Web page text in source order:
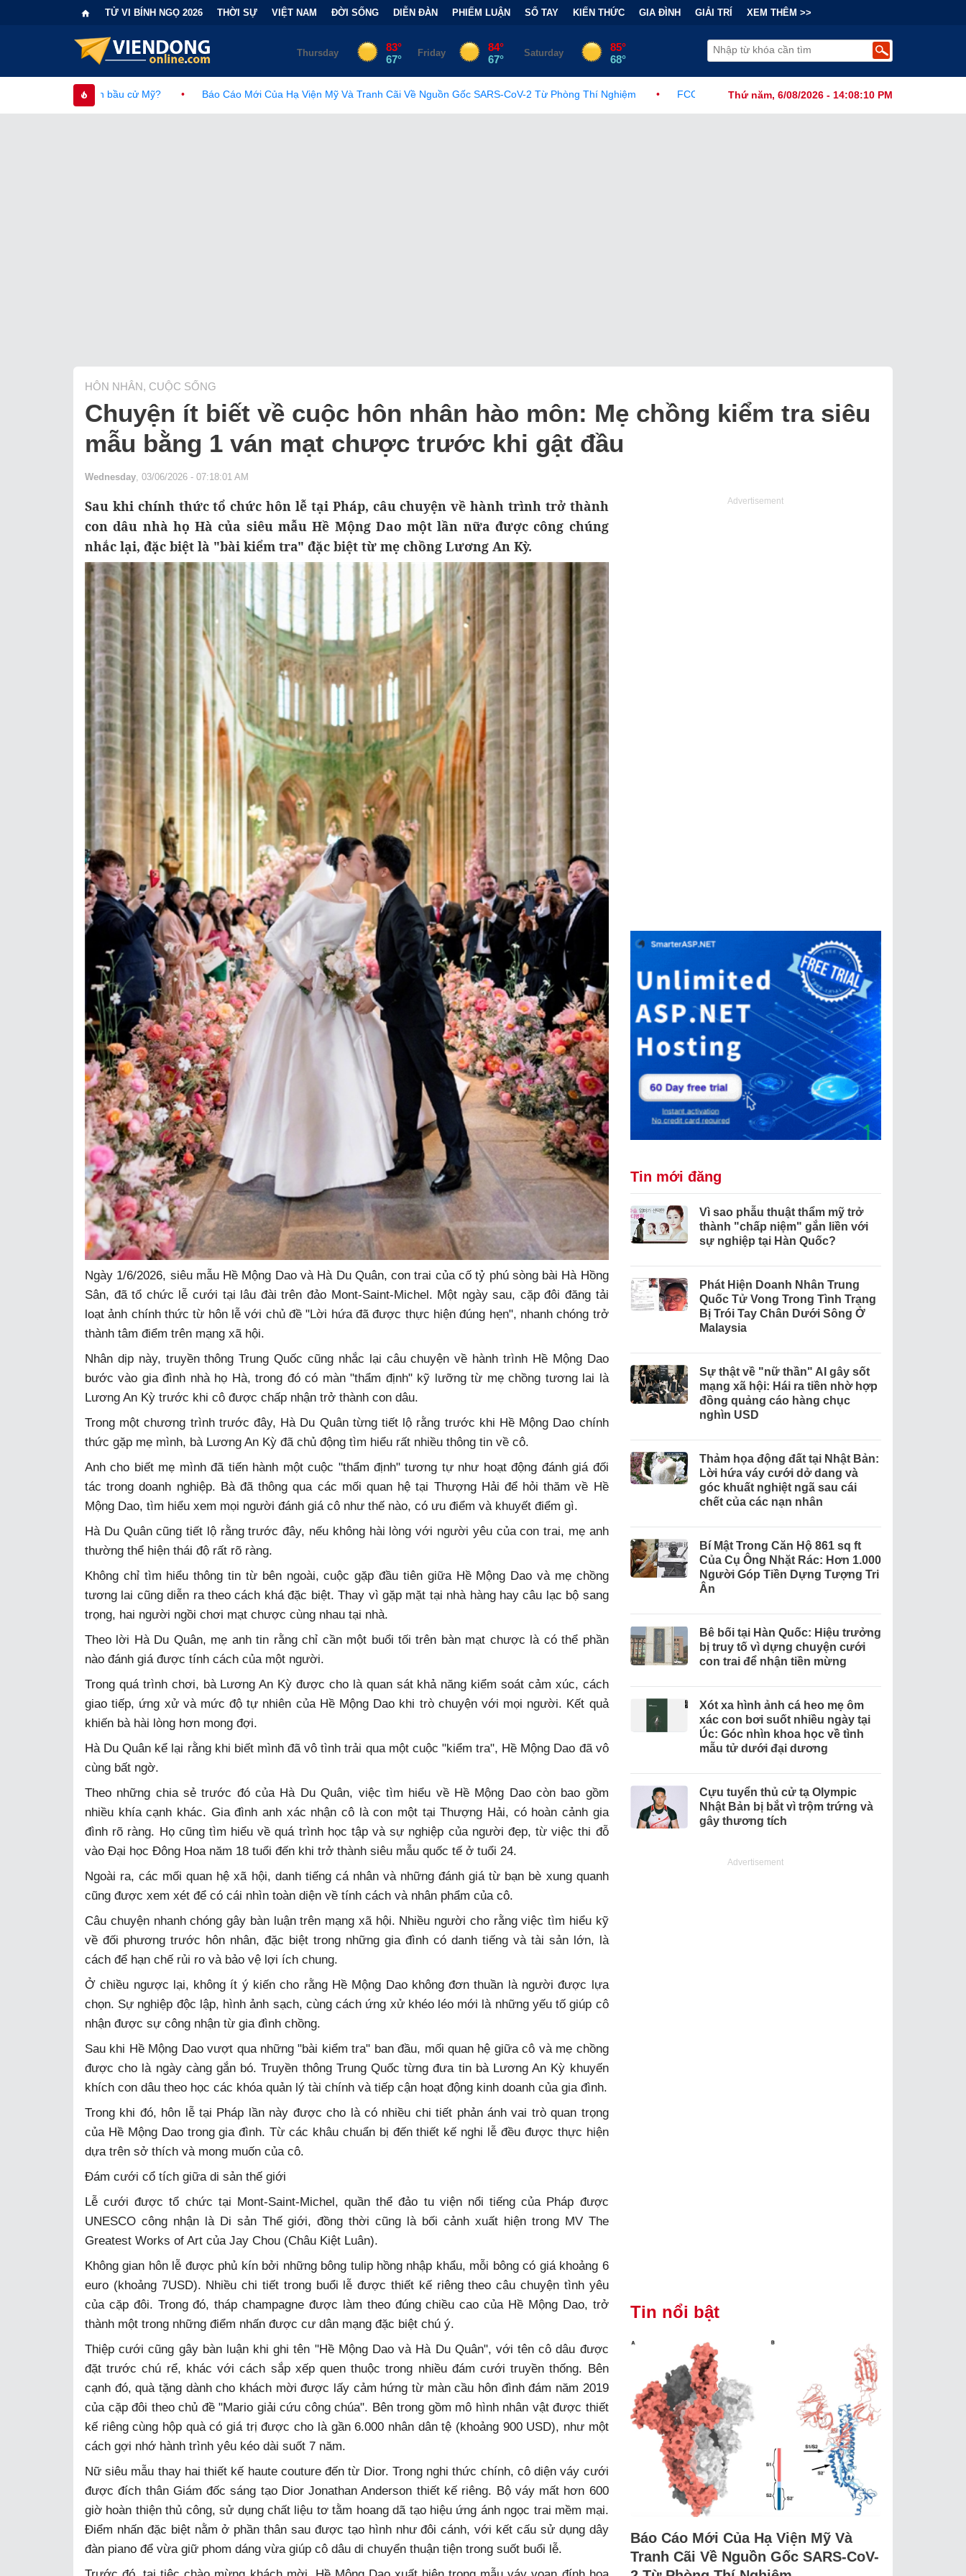
TỬ VI BÍNH NGỌ 2026 THỜI SỰ VIỆT NAM ĐỜI SỐNG DIỄN ĐÀN PHIẾM LUẬN SỔ TAY KIẾN THỨC GIA ĐÌNH GIẢI TRÍ XEM THÊM >>
Thứ năm, 6/08/2026 - 14:08:11 PM
Báo Cáo Mới Của Hạ Viện Mỹ Và Tranh Cãi Về Nguồn Gốc SARS-CoV-2 Từ Phòng Thí Nghiệm • FCC Chính Thức Ban Hành Lệnh Cấm Robot Hút Bụi Thông Minh Sản Xuất Tại Nước
HÔN NHÂN, CUỘC SỐNG
Chuyện ít biết về cuộc hôn nhân hào môn: Mẹ chồng kiểm tra siêu
mẫu bằng 1 ván mạt chược trước khi gật đầu
Wednesday , 03/06/2026 - 07:18:01 AM
Sau khi chính thức tổ chức hôn lễ tại Pháp, câu chuyện về hành trình trở thành
con dâu nhà họ Hà của siêu mẫu Hề Mộng Dao một lần nữa được công chúng
nhắc lại, đặc biệt là "bài kiểm tra" đặc biệt từ mẹ chồng Lương An Kỳ.
Ngày 1/6/2026, siêu mẫu Hề Mộng Dao và Hà Du Quân, con trai của cố tỷ phú sòng bài Hà Hồng
Sân, đã tổ chức lễ cưới tại lâu đài trên đảo Mont-Saint-Michel. Một ngày sau, cặp đôi đăng tải
loạt ảnh chính thức từ hôn lễ với chủ đề "Lời hứa đã được thực hiện đúng hẹn", nhanh chóng trở
thành tâm điểm trên mạng xã hội.
Nhân dịp này, truyền thông Trung Quốc cũng nhắc lại câu chuyện về hành trình Hề Mộng Dao
bước vào gia đình nhà họ Hà, trong đó có màn "thẩm định" kỹ lưỡng từ mẹ chồng tương lai là
Lương An Kỳ trước khi cô được chấp nhận trở thành con dâu.
Trong một chương trình trước đây, Hà Du Quân từng tiết lộ rằng trước khi Hề Mộng Dao chính
thức gặp mẹ mình, bà Lương An Kỳ đã chủ động tìm hiểu rất nhiều thông tin về cô.
Anh cho biết mẹ mình đã tiến hành một cuộc "thẩm định" tương tự như hoạt động đánh giá đối
tác trong doanh nghiệp. Bà đã thông qua các mối quan hệ tại Thượng Hải để hỏi thăm về Hề
Mộng Dao, tìm hiểu xem mọi người đánh giá cô như thế nào, có ưu điểm và khuyết điểm gì.
Hà Du Quân cũng tiết lộ rằng trước đây, nếu không hài lòng với người yêu của con trai, mẹ anh
thường thể hiện thái độ rất rõ ràng.
Không chỉ tìm hiểu thông tin từ bên ngoài, cuộc gặp đầu tiên giữa Hề Mộng Dao và mẹ chồng
tương lai cũng diễn ra theo cách khá đặc biệt. Thay vì gặp mặt tại nhà hàng hay câu lạc bộ sang
trọng, hai người ngồi chơi mạt chược cùng nhau tại nhà.
Theo lời Hà Du Quân, mẹ anh tin rằng chỉ cần một buổi tối trên bàn mạt chược là có thể phần
nào đánh giá được tính cách của một người.
Trong quá trình chơi, bà Lương An Kỳ được cho là quan sát khả năng kiểm soát cảm xúc, cách
giao tiếp, ứng xử và mức độ tự nhiên của Hề Mộng Dao khi trò chuyện với mọi người. Kết quả
khiến bà hài lòng hơn mong đợi.
Hà Du Quân kể lại rằng khi biết mình đã vô tình trải qua một cuộc "kiểm tra", Hề Mộng Dao đã vô
cùng bất ngờ.
Theo những chia sẻ trước đó của Hà Du Quân, việc tìm hiểu về Hề Mộng Dao còn bao gồm
nhiều khía cạnh khác. Gia đình anh xác nhận cô là con một tại Thượng Hải, có hoàn cảnh gia
đình rõ ràng. Họ cũng tìm hiểu về quá trình học tập và sự nghiệp của người đẹp, từ việc thi đỗ
vào Đại học Đông Hoa năm 18 tuổi đến khi trở thành siêu mẫu quốc tế ở tuổi 24.
Ngoài ra, các mối quan hệ xã hội, danh tiếng cá nhân và những đánh giá từ bạn bè xung quanh
cũng được xem xét để có cái nhìn toàn diện về tính cách và nhân phẩm của cô.
Câu chuyện nhanh chóng gây bàn luận trên mạng xã hội. Nhiều người cho rằng việc tìm hiểu kỹ
về đối phương trước hôn nhân, đặc biệt trong những gia đình có danh tiếng và tài sản lớn, là
cách để hạn chế rủi ro và bảo vệ lợi ích chung.
Ở chiều ngược lại, không ít ý kiến cho rằng Hề Mộng Dao không đơn thuần là người được lựa
chọn. Sự nghiệp độc lập, hình ảnh sạch, cùng cách ứng xử khéo léo mới là những yếu tố giúp cô
nhận được sự công nhận từ gia đình chồng.
Sau khi Hề Mộng Dao vượt qua những "bài kiểm tra" ban đầu, mối quan hệ giữa cô và mẹ chồng
được cho là ngày càng gắn bó. Truyền thông Trung Quốc từng đưa tin bà Lương An Kỳ khuyến
khích con dâu theo học các khóa quản lý tài chính và tiếp cận hoạt động kinh doanh của gia đình.
Trong khi đó, hôn lễ tại Pháp lần này được cho là có nhiều chi tiết phản ánh vai trò quan trọng
của Hề Mộng Dao trong gia đình. Từ các khâu chuẩn bị đến thiết kế nghi lễ đều được thực hiện
dựa trên sở thích và mong muốn của cô.
Đám cưới cổ tích giữa di sản thế giới
Lễ cưới được tổ chức tại Mont-Saint-Michel, quần thể đảo tu viện nổi tiếng của Pháp được
UNESCO công nhận là Di sản Thế giới, đồng thời cũng là bối cảnh xuất hiện trong MV The
Greatest Works of Art của Jay Chou (Châu Kiệt Luân).
Không gian hôn lễ được phủ kín bởi những bông tulip hồng nhập khẩu, mỗi bông có giá khoảng 6
euro (khoảng 7USD). Nhiều chi tiết trong buổi lễ được thiết kế riêng theo câu chuyện tình yêu
của cặp đôi. Trong đó, tháp champagne được làm theo đúng chiều cao của Hề Mộng Dao, trở
thành một trong những điểm nhấn được cư dân mạng đặc biệt chú ý.
Thiệp cưới cũng gây bàn luận khi ghi tên "Hề Mộng Dao và Hà Du Quân", với tên cô dâu được
đặt trước chú rể, khác với cách sắp xếp quen thuộc trong nhiều đám cưới truyền thống. Bên
cạnh đó, quà tặng dành cho khách mời được lấy cảm hứng từ màn cầu hôn đình đám năm 2019
của cặp đôi theo chủ đề "Mario giải cứu công chúa". Bên trong gồm mô hình nhân vật được thiết
kế riêng cùng hộp quà có giá trị được cho là gần 6.000 nhân dân tệ (khoảng 900 USD), như một
cách gợi nhớ hành trình yêu kéo dài suốt 7 năm.
Nữ siêu mẫu thay hai thiết kế haute couture đến từ Dior. Trong nghi thức chính, cô diện váy cưới
được đích thân Giám đốc sáng tạo Dior Jonathan Anderson thiết kế riêng. Bộ váy mất hơn 600
giờ hoàn thiện thủ công, sử dụng chất liệu tơ tằm hoang dã tạo hiệu ứng ánh ngọc trai mềm mại.
Điểm nhấn đặc biệt nằm ở phần thân sau được tạo hình như đôi cánh, với kết cấu sử dụng dây
đàn piano để vừa giữ phom dáng vừa giúp cô dâu di chuyển thuận tiện trong suốt buổi lễ.
Advertisement
Tin mới đăng
Vì sao phẫu thuật thẩm mỹ trở
thành "chấp niệm" gắn liền với
sự nghiệp tại Hàn Quốc?
Phát Hiện Doanh Nhân Trung
Quốc Tử Vong Trong Tình Trạng
Bị Trói Tay Chân Dưới Sông Ở
Malaysia
Sự thật về "nữ thần" AI gây sốt
mạng xã hội: Hái ra tiền nhờ hợp
đồng quảng cáo hàng chục
nghìn USD
Thảm họa động đất tại Nhật Bản:
Lời hứa váy cưới dở dang và
góc khuất nghiệt ngã sau cái
chết của các nạn nhân
Bí Mật Trong Căn Hộ 861 sq ft
Của Cụ Ông Nhặt Rác: Hơn 1.000
Người Góp Tiền Dựng Tượng Tri
Ân
Bê bối tại Hàn Quốc: Hiệu trưởng
bị truy tố vì dựng chuyện cưới
con trai để nhận tiền mừng
Xót xa hình ảnh cá heo mẹ ôm
xác con bơi suốt nhiều ngày tại
Úc: Góc nhìn khoa học về tình
mẫu tử dưới đại dương
Cựu tuyển thủ cử tạ Olympic
Nhật Bản bị bắt vì trộm trứng và
gây thương tích
Advertisement
Tin nổi bật
Báo Cáo Mới Của Hạ Viện Mỹ Và
Tranh Cãi Về Nguồn Gốc SARS-CoV-